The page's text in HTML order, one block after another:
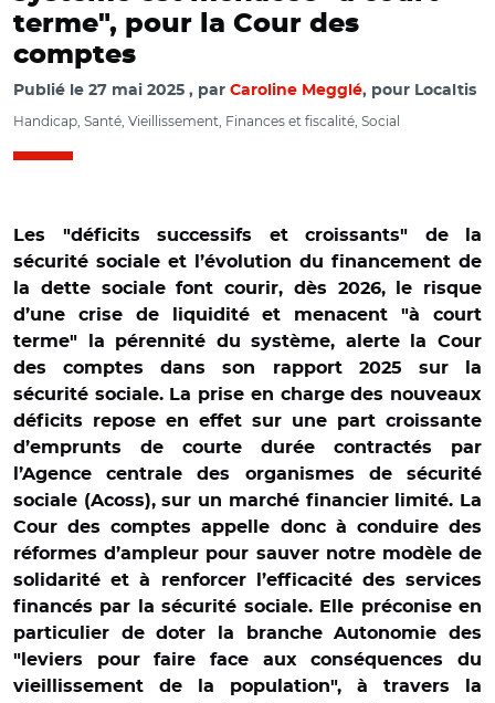
terme", pour la Cour des
comptes
Publié le 27 mai 2025 par Caroline Megglé, pour Localtis
Handicap, Santé, Vieillissement, Finances et fiscalité, Social
Les "déficits successifs et croissants" de la
sécurité sociale et l’évolution du financement de
la dette sociale font courir, dès 2026, le risque
d’une crise de liquidité et menacent "à court
terme" la pérennité du système, alerte la Cour
des comptes dans son rapport 2025 sur la
sécurité sociale. La prise en charge des nouveaux
déficits repose en effet sur une part croissante
d’emprunts de courte durée contractés par
l’Agence centrale des organismes de sécurité
sociale (Acoss), sur un marché financier limité. La
Cour des comptes appelle donc à conduire des
réformes d’ampleur pour sauver notre modèle de
solidarité et à renforcer l’efficacité des services
financés par la sécurité sociale. Elle préconise en
particulier de doter la branche Autonomie des
"leviers pour faire face aux conséquences du
vieillissement de la population", à travers la